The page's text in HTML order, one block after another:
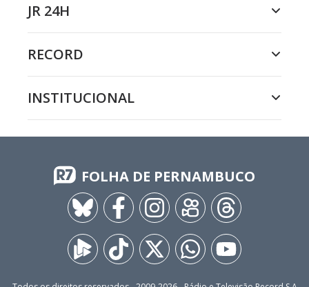
JR 24H
RECORD
INSTITUCIONAL
FOLHA DE PERNAMBUCO